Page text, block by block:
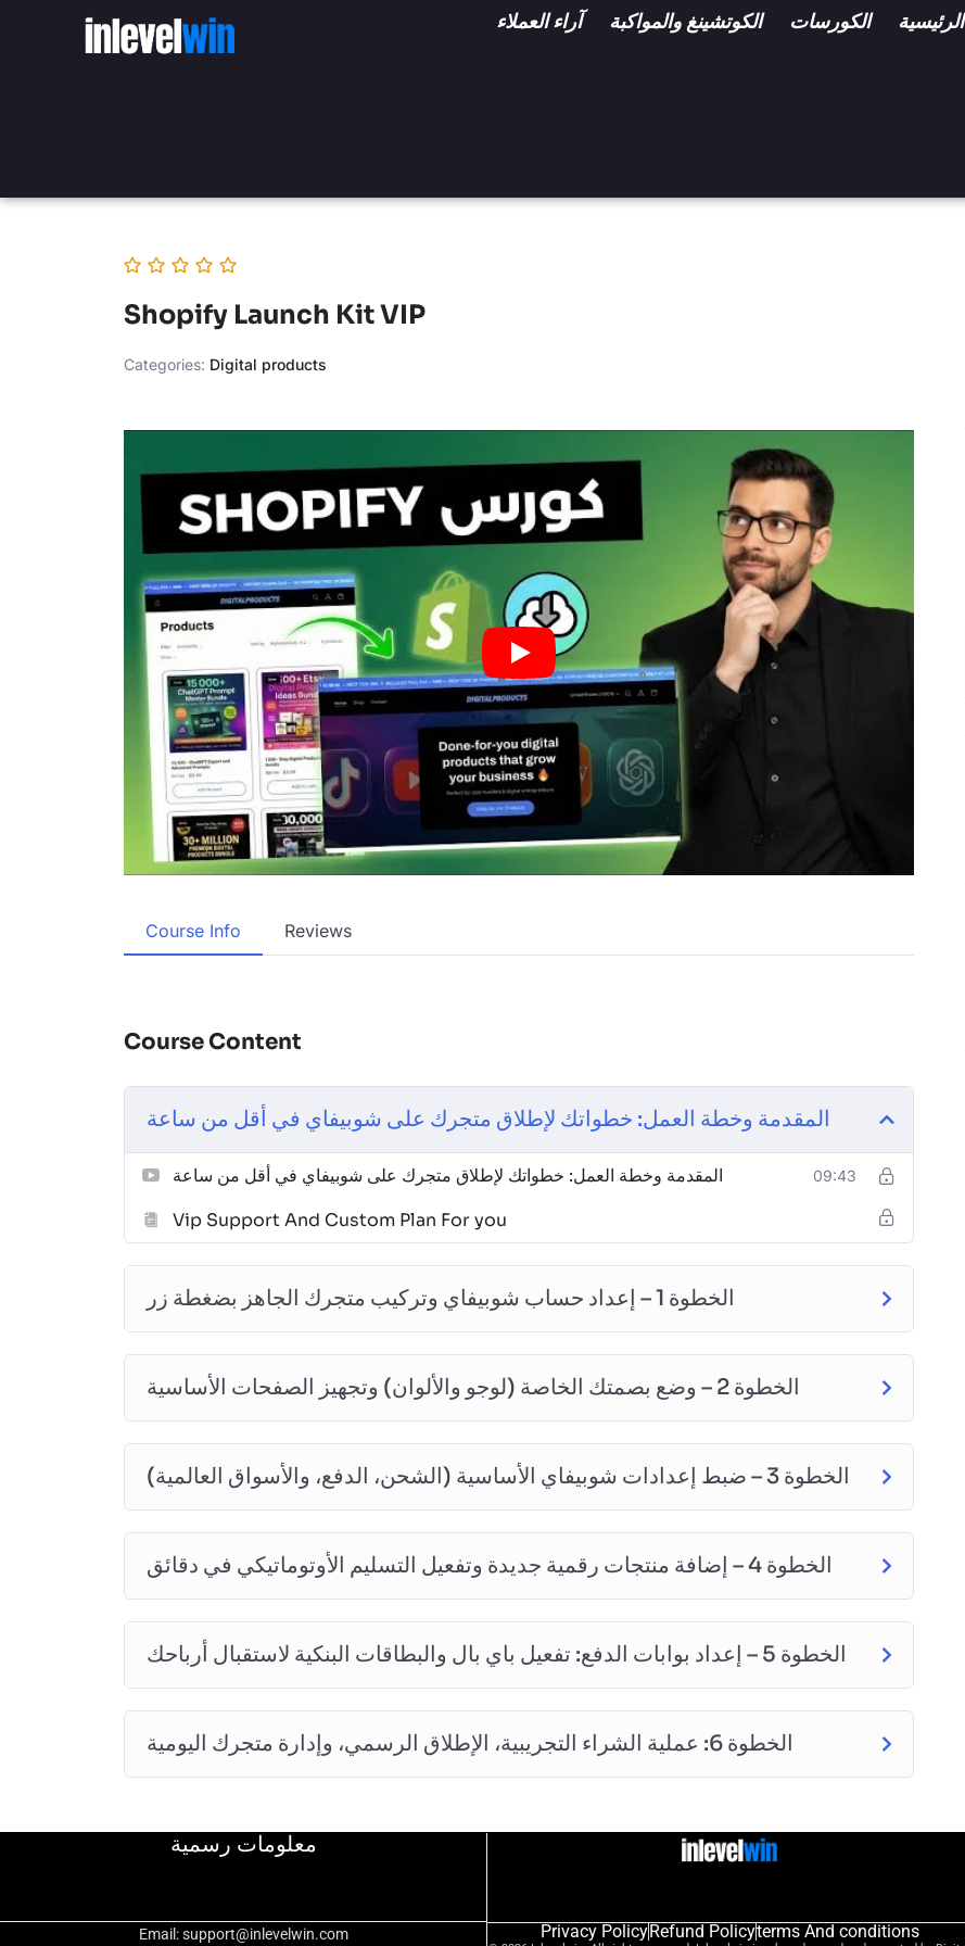
الرئيسية الكورسات الكوتشينغ والمواكبة آراء العملاء
Shopify Launch Kit VIP
Categories: Digital products
Course Info Reviews
Course Content
المقدمة وخطة العمل: خطواتك لإطلاق متجرك على شوبيفاي في أقل من ساعة
المقدمة وخطة العمل: خطواتك لإطلاق متجرك على شوبيفاي في أقل من ساعة 09:43
Vip Support And Custom Plan For you
الخطوة 1 – إعداد حساب شوبيفاي وتركيب متجرك الجاهز بضغطة زر
الخطوة 2 – وضع بصمتك الخاصة (لوجو والألوان) وتجهيز الصفحات الأساسية
الخطوة 3 – ضبط إعدادات شوبيفاي الأساسية (الشحن، الدفع، والأسواق العالمية)
الخطوة 4 – إضافة منتجات رقمية جديدة وتفعيل التسليم الأوتوماتيكي في دقائق
الخطوة 5 – إعداد بوابات الدفع: تفعيل باي بال والبطاقات البنكية لاستقبال أرباحك
الخطوة 6: عملية الشراء التجريبية، الإطلاق الرسمي، وإدارة متجرك اليومية
معلومات رسمية
Email: support@inlevelwin.com Privacy PolicyRefund Policyterms And conditions